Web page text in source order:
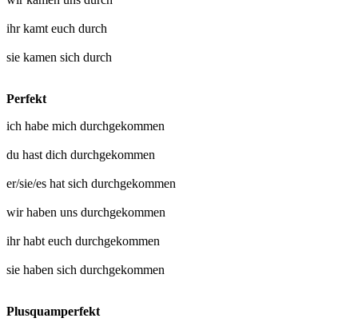
ihrkamt euch durch
sie kamen sich durch
Perfekt
ich habe mich durchgekommen
du hast dich durchgekommen
er/sie/es hat sich durchgekommen
wir haben uns durchgekommen
ihr habt euch durchgekommen
sie haben sich durchgekommen
Plusquamperfekt